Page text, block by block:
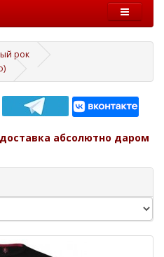
рок
абсолютно даром